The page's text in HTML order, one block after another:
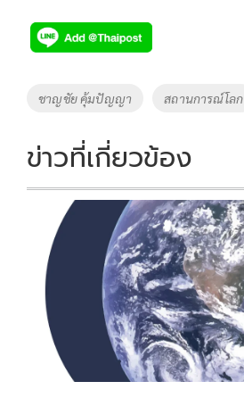
e
b
o
k
tt
er
p
y
Li
k
Tags
ชาญชัย คุ้มปัญญา สถานการณ์โลก
ข่าวที่เกี่ยวข้อง